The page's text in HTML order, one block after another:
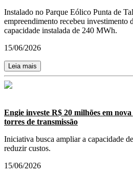
Instalado no Parque Eólico Punta de
empreendimento recebeu investimento
capacidade instalada de 240 MWh.
15/06/2026
Leia mais
Engie investe R$ 20 milhões em
torres de transmissão
Iniciativa busca ampliar a capacidade
reduzir custos.
15/06/2026